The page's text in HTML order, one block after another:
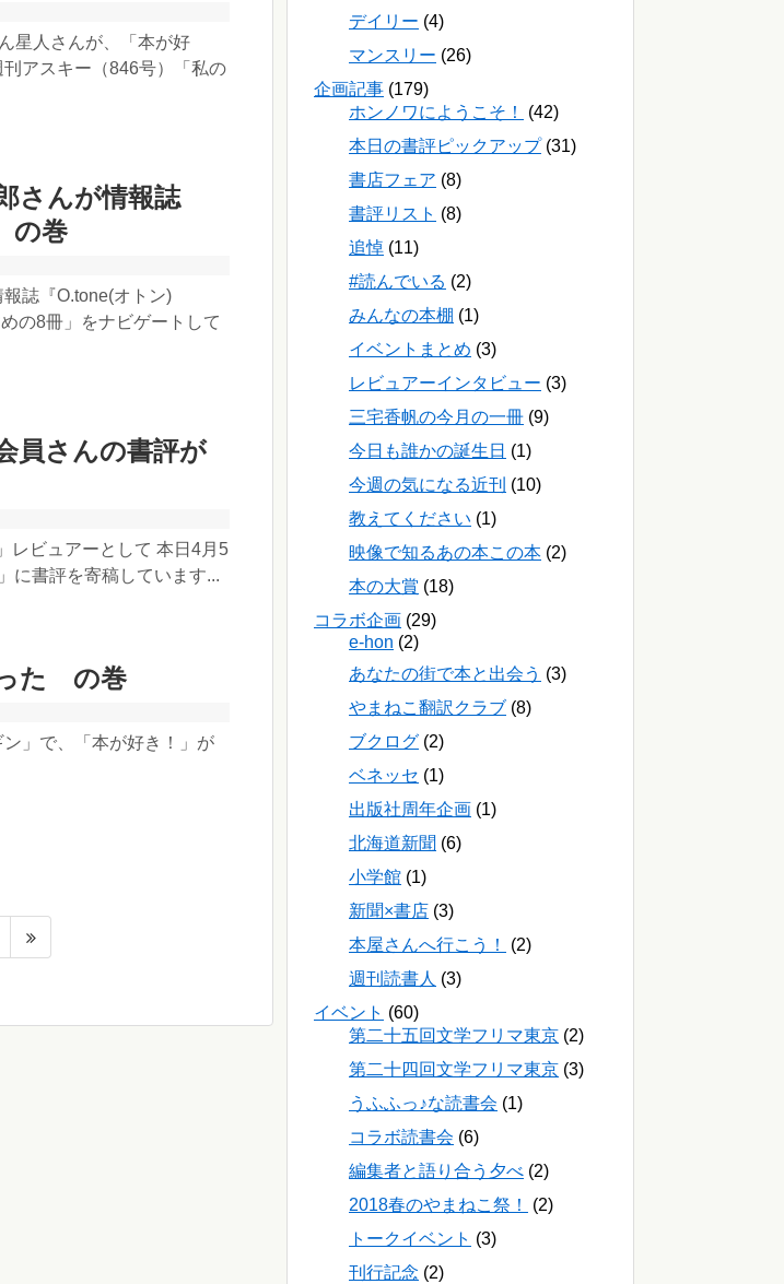
星人さんが、「本が好
アスキー（846号）「私の
さんが情報誌
の巻
誌『O.tone(オトン)
の8冊」をナビゲートして
員さんの書評が
レビュアーとして 本日4月5
に書評を寄稿しています...
った の巻
」で、「本が好き！」が
デイリー (4)
マンスリー (26)
企画記事 (179)
ホンノワにようこそ！
(42)
本日の書評ピックアップ(31)
書店フェア (8)
書評リスト (8)
追悼 (11)
#読んでいる (2)
みんなの本棚 (1)
イベントまとめ (3)
レビュアーインタビュー (3)
三宅香帆の今月の一冊 (9)
今日も誰かの誕生日 (1)
今週の気になる近刊 (10)
教えてください (1)
映像で知るあの本この本 (2)
本の大賞 (18)
コラボ企画 (29)
e-hon (2)
あなたの街で本と出会う (3)
やまねこ翻訳クラブ (8)
ブクログ (2)
ベネッセ (1)
出版社周年企画 (1)
北海道新聞 (6)
小学館 (1)
新聞×書店 (3)
本屋さんへ行こう！
(2)
週刊読書人 (3)
イベント (60)
第二十五回文学フリマ東京 (2)
第二十四回文学フリマ東京 (3)
うふふっ♪な読書会 (1)
コラボ読書会 (6)
編集者と語り合う夕べ (2)
2018春のやまねこ祭！
(2)
トークイベント (3)
刊行記念 (2)